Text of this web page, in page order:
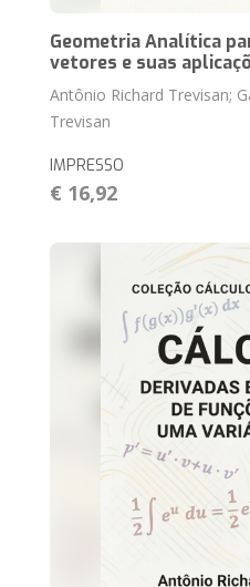
Geometria Analítica
vetores e suas
Antônio Richard Trevisan;
Trevisan
IMPRESSO
€ 16,92